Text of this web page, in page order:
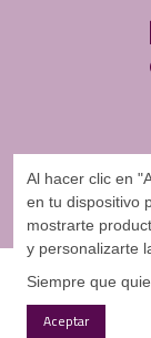
Al hacer clic en
en tu dispositivo
mostrarte
y personalizarte
Siempre que
Aceptar